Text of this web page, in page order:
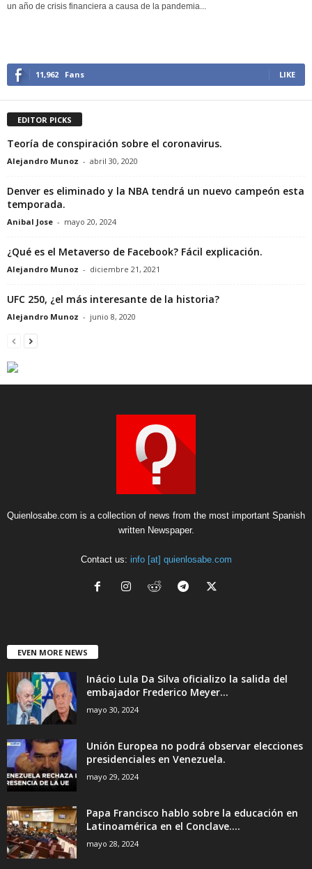
un año de crisis financiera a causa de la pandemia...
11,962 Fans LIKE
EDITOR PICKS
Teoría de conspiración sobre el coronavirus.
Alejandro Munoz - abril 30, 2020
Denver es eliminado y la NBA tendrá un nuevo campeón esta
temporada.
Anibal Jose - mayo 20, 2024
¿Qué es el Metaverso de Facebook? Fácil explicación.
Alejandro Munoz - diciembre 21, 2021
UFC 250, ¿el más interesante de la historia?
Alejandro Munoz - junio 8, 2020
Quienlosabe.com is a collection of news from the most important Spanish
written Newspaper.
Contact us: info [at] quienlosabe.com
EVEN MORE NEWS
Inácio Lula Da Silva oficializo la salida del
embajador Frederico Meyer...
mayo 30, 2024
Unión Europea no podrá observar elecciones
presidenciales en Venezuela.
mayo 29, 2024
Papa Francisco hablo sobre la educación en
Latinoamérica en el Conclave....
mayo 28, 2024